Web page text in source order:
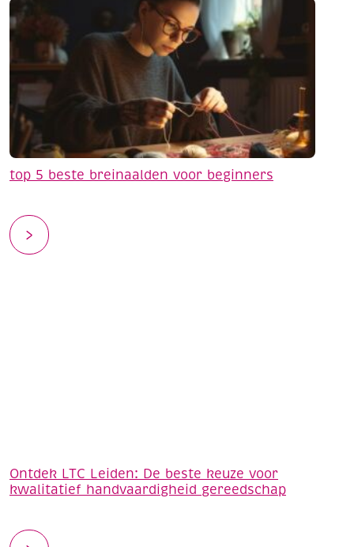
top 5 beste breinaalden voor beginners
Ontdek LTC Leiden: De beste keuze voor
kwalitatief handvaardigheid gereedschap